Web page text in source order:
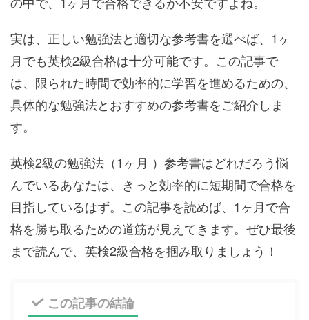
実は、正しい勉強法と適切な参考書を選べば、1ヶ
月でも英検2級合格は十分可能です。この記事で
は、限られた時間で効率的に学習を進めるための、
具体的な勉強法とおすすめの参考書をご紹介しま
す。
英検2級の勉強法（1ヶ月 ）参考書はどれだろう悩
んでいるあなたは、きっと効率的に短期間で合格を
目指しているはず。この記事を読めば、1ヶ月で合
格を勝ち取るための道筋が見えてきます。ぜひ最後
まで読んで、英検2級合格を掴み取りましょう！
この記事の結論